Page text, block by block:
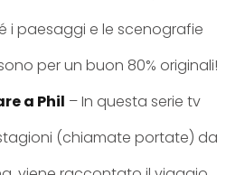
i paesaggi e le scenografie
per un buon 80% originali!
a Phil – In questa serie tv
(chiamate portate) da